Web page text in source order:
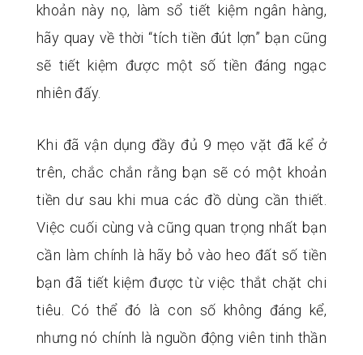
khoản này nọ, làm sổ tiết kiệm ngân hàng,
hãy quay về thời “tích tiền đút lợn” bạn cũng
sẽ tiết kiệm được một số tiền đáng ngạc
nhiên đấy.
Khi đã vận dụng đầy đủ 9 mẹo vặt đã kể ở
trên, chắc chắn rằng bạn sẽ có một khoản
tiền dư sau khi mua các đồ dùng cần thiết.
Việc cuối cùng và cũng quan trọng nhất bạn
cần làm chính là hãy bỏ vào heo đất số tiền
bạn đã tiết kiệm được từ việc thắt chặt chi
tiêu. Có thể đó là con số không đáng kể,
nhưng nó chính là nguồn động viên tinh thần